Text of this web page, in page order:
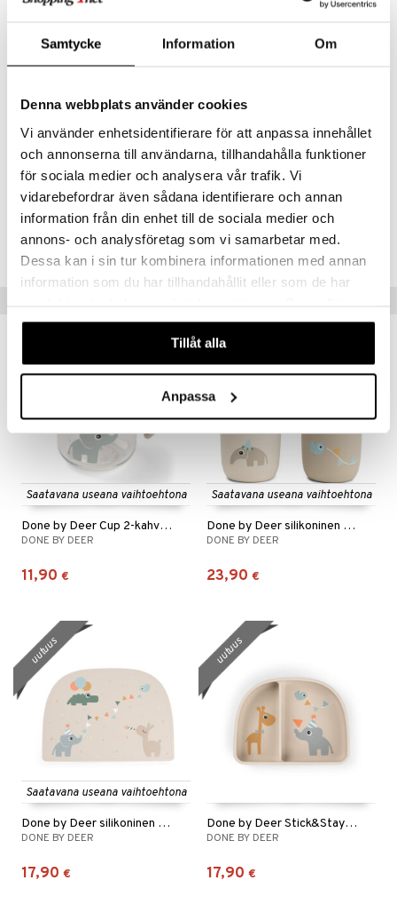
Samtycke Information Om
Denna webbplats använder cookies
Vi använder enhetsidentifierare för att anpassa innehållet
och annonserna till användarna, tillhandahålla funktioner
för sociala medier och analysera vår trafik. Vi
vidarebefordrar även sådana identifierare och annan
information från din enhet till de sociala medier och
annons- och analysföretag som vi samarbetar med.
Dessa kan i sin tur kombinera informationen med annan
information som du har tillhandahållit eller som de har
våra cookies vid fortsatt användande av vår webbplats.
Tillåt alla
Anpassa
: K12 x 5 x 4 cm.
Tilavuus: 60 ml.
kestävä. Lämpötilankestävyys: -40 °C - 230 °C. Älä käytä
Muuta
1 vuosi+
Tuotenumero
TDN46-1-DOT
Saatavana useana vaihtoehtona
Done by Deer Cup 2-kahvainen
DONE BY DEER
11,90 €
Saatavana useana vaihtoehtona
Done by Deer silikoninen pillimuki, 2 kpl
DONE BY DEER
23,90 €
uutuus
Saatavana useana vaihtoehtona
Done by Deer silikoninen pöytätabletti
DONE BY DEER
17,90 €
uutuus
Done by Deer Stick&Stay -kulho
DONE BY DEER
17,90 €
uutuus